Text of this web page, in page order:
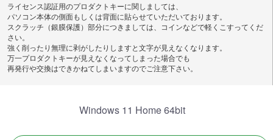
ライセンス認証用のプロダクトキーに関しましては、
パソコン本体の側面もしくは背面に貼らせていただいております。
スクラッチ（銀膜保護）部分につきましては、コインなどで軽くこすってくだ
さい。
強く削ったり無理に剥がしたりしますと文字が見えなくなります。
万一プロダクトキーが見えなくなってしまった場合でも
再発行や交換はできかねてしまいますのでご注意下さい。
Windows 11 Home 64bit